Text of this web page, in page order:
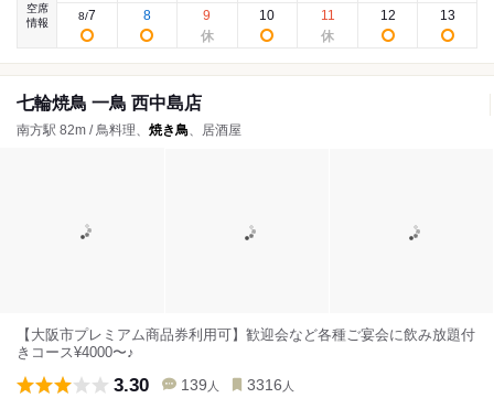
空席
情報
8/7 8 9 10 11 12 13
七輪焼鳥 一鳥 西中島店
南方駅 82m / 鳥料理、 焼き鳥、居酒屋
【大阪市プレミアム商品券利用可】歓迎会など各種ご宴会に飲み放題付
きコース¥4000〜♪
3.30 139 人 3316 人